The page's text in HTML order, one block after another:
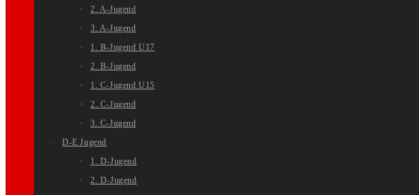
2. A-Jugend
3. A-Jugend
1. B-Jugend U17
2. B-Jugend
1. C-Jugend U15
2. C-Jugend
3. C-Jugend
D-E Jugend
1. D-Jugend
2. D-Jugend